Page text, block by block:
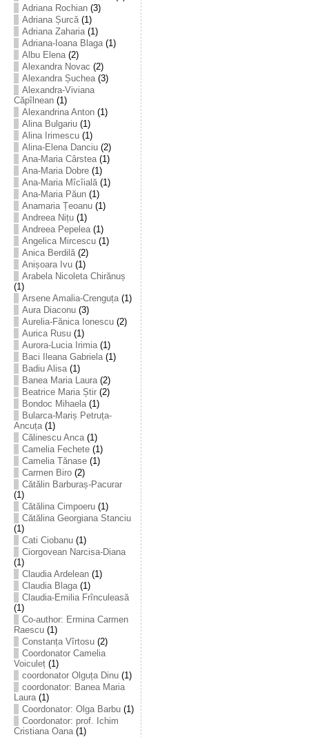
Adriana Rochian(3)
Adriana Șurcă(1)
Adriana Zaharia(1)
Adriana-Ioana Blaga(1)
Albu Elena(2)
Alexandra Novac (2)
Alexandra Șuchea(3)
Alexandra-Viviana
Căpîlnean(1)
Alexandrina Anton(1)
Alina Bulgariu(1)
Alina Irimescu(1)
Alina-Elena Danciu(2)
Ana-Maria Cârstea(1)
Ana-Maria Dobre(1)
Ana-Maria Mîcîială(1)
Ana-Maria Păun(1)
Anamaria Țeoanu(1)
Andreea Nițu(1)
Andreea Pepelea(1)
Angelica Mircescu(1)
Anica Berdilă(2)
Anișoara Ivu(1)
Arabela Nicoleta Chirănuș
(1)
Arsene Amalia-Crenguța(1)
Aura Diaconu(3)
Aurelia-Fănica Ionescu(2)
Aurica Rusu(1)
Aurora-Lucia Irimia(1)
Baci Ileana Gabriela(1)
Badiu Alisa(1)
Banea Maria Laura(2)
Beatrice Maria Știr(2)
Bondoc Mihaela(1)
Bularca-Mariș Petruța-
Ancuța(1)
Călinescu Anca(1)
Camelia Fechete(1)
Camelia Tănase(1)
Carmen Biro(2)
Cătălin Barburaș-Pacurar
(1)
Cătălina Cimpoeru(1)
Cătălina Georgiana Stanciu
(1)
Cati Ciobanu(1)
Ciorgovean Narcisa-Diana
(1)
Claudia Ardelean(1)
Claudia Blaga(1)
Claudia-Emilia Frînculeasă
(1)
Co-author: Ermina Carmen
Raescu(1)
Constanța Vîrtosu(2)
Coordonator Camelia
Voiculeț(1)
coordonator Olguța Dinu(1)
coordonator: Banea Maria
Laura(1)
Coordonator: Olga Barbu(1)
Coordonator: prof. Ichim
Cristiana Oana(1)